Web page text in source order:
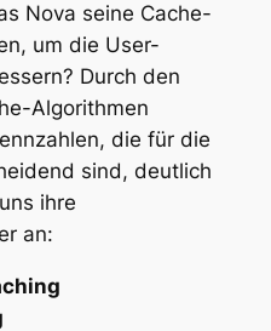
Nova seine Cache-
um die User-
Durch den
Algorithmen
die für die
sind, deutlich
ihre
an: